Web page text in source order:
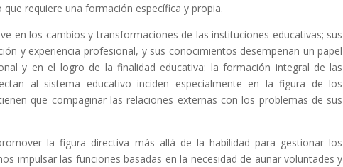
requiere una formación específica y propia.
en los cambios y transformaciones de las instituciones educativas; sus
y experiencia profesional, y sus conocimientos desempeñan un papel
y en el logro de la finalidad educativa: la formación integral de las
al sistema educativo inciden especialmente en la figura de los
que compaginar las relaciones externas con los problemas de sus
la figura directiva más allá de la habilidad para gestionar los
impulsar las funciones basadas en la necesidad de aunar voluntades y